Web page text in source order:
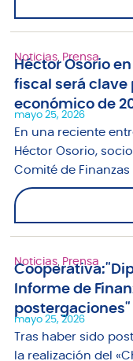
Noticias, Prensa
Héctor Osorio
fiscal será
económico de
mayo 25, 2026
En una reciente
Héctor Osorio,
Comité de Finanzas
Noticias, Prensa
Informe de
postergaciones"
mayo 25, 2026
Tras haber sido
la realización del